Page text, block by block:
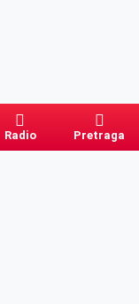
Radio Pretraga